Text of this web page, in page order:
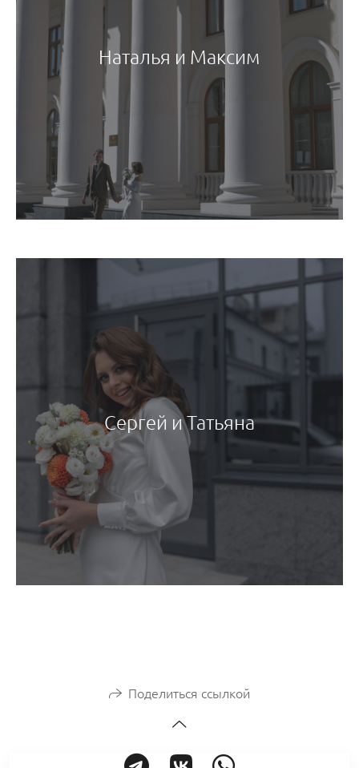
Наталья и Максим
Сергей и Татьяна
Поделиться ссылкой